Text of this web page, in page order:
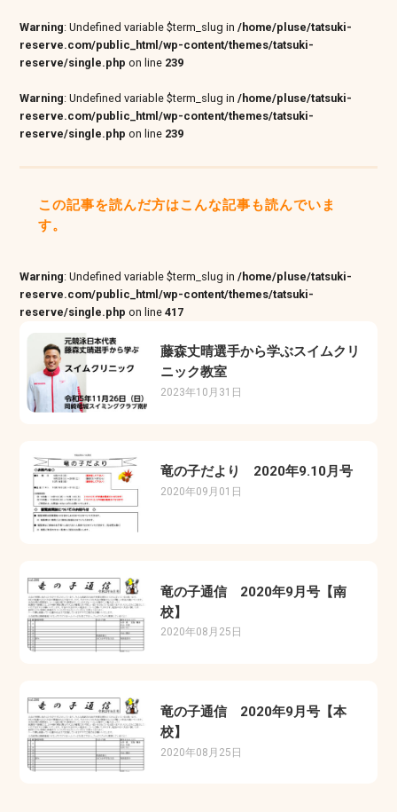
Warning: Undefined variable $term_slug in/home/pluse/tatsuki-
reserve.com/public_html/wp-content/themes/tatsuki-
reserve/single.php on line 239
Warning: Undefined variable $term_slug in/home/pluse/tatsuki-
reserve.com/public_html/wp-content/themes/tatsuki-
reserve/single.php on line 239
この記事を読んだ方はこんな記事も読んでいま
す。
Warning: Undefined variable $term_slug in/home/pluse/tatsuki-
reserve.com/public_html/wp-content/themes/tatsuki-
reserve/single.php on line417
藤森丈晴選手から学ぶスイムクリ
ニック教室
2023年10月31日
竜の子だより 2020年9.10月号
2020年09月01日
竜の子通信 2020年9月号【南
校】
2020年08月25日
竜の子通信 2020年9月号【本
校】
2020年08月25日